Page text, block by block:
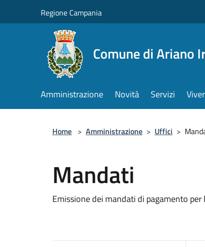
Regione Campania
Comune di Ariano
Amministrazione Novità Servizi
Home > Amministrazione > Uffici >
Mandati
Emissione dei mandati di pagamento